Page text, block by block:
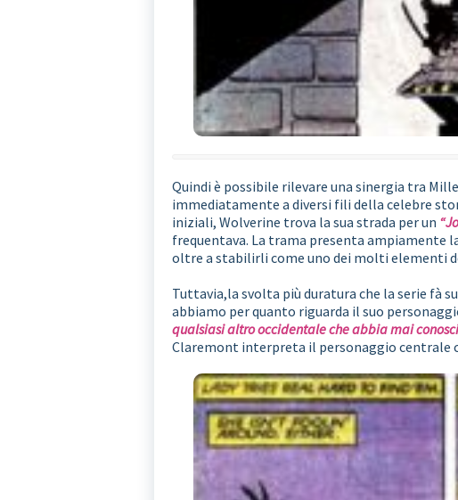
Quindi è possibile rilevare una sinergia tra
immediatamente a diversi fili della celebre
iniziali, Wolverine trova la sua strada per un
frequentava. La trama presenta ampiamente
oltre a stabilirli come uno dei molti elementi
Tuttavia,la svolta più duratura che la serie fà
abbiamo per quanto riguarda il suo
qualsiasi altro occidentale che abbia mai
Claremont interpreta il personaggio centrale